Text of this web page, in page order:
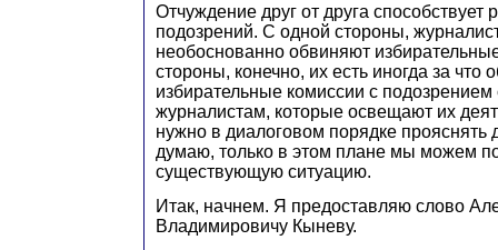
Отчуждение друг от друга способствует
подозрений. С одной стороны,
необоснованно обвиняют
стороны, конечно, их есть иногда за что
избирательные комиссии с подозрением
журналистам, которые освещают их
нужно в диалоговом порядке прояснять
думаю, только в этом плане мы можем
существующую ситуацию.
Итак, начнем. Я предоставляю слово
Владимировичу Кыневу.